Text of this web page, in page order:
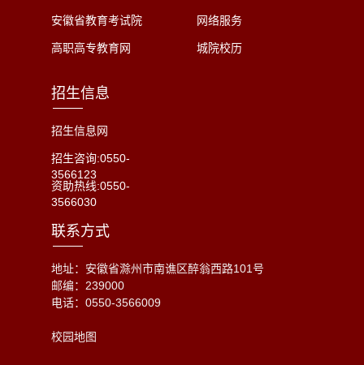
采集 系统
安徽省教育考试院
高职高专教育网
网络服务
城院校历
招生信息
招生信息网
招生咨询:0550-
3566123
资助热线:0550-
3566030
联系方式
地址：安徽省滁州市南谯区醉翁西路101号
邮编：239000
电话： 0550-3566009
校园地图